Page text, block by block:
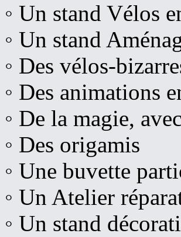
◦ Un stand Vélos
◦ Un stand
◦ Des vélos-
◦ Des animations
◦ De la magie,
◦ Des origamis
◦ Une buvette
◦ Un Atelier
◦ Un stand